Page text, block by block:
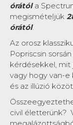
órátóla
megismételjük
órától.
Az orosz
Popriscsin
kérdésekkel, mit
vagy hogy van-e
és az illúzió
civil életterünk?